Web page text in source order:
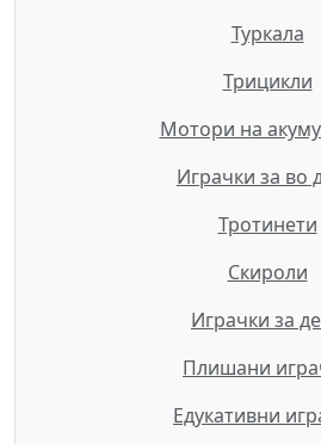
Туркала
Трицикли
Мотори на
Играчки за во
Тротинети
Скироли
Играчки за
Плишани
Едукативни